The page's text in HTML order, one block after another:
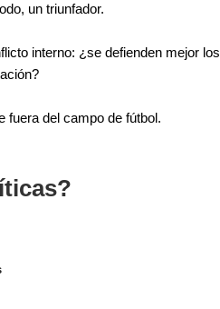
un triunfador.
interno: ¿se defienden mejor
fuera del campo de fútbol.